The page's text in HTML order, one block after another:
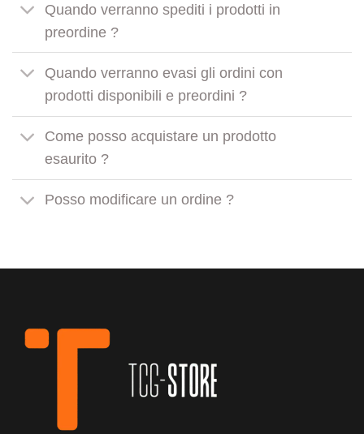
Quando verranno spediti i prodotti in
preordine ?
Quando verranno evasi gli ordini con
prodotti disponibili e preordini ?
Come posso acquistare un prodotto
esaurito ?
Posso modificare un ordine ?